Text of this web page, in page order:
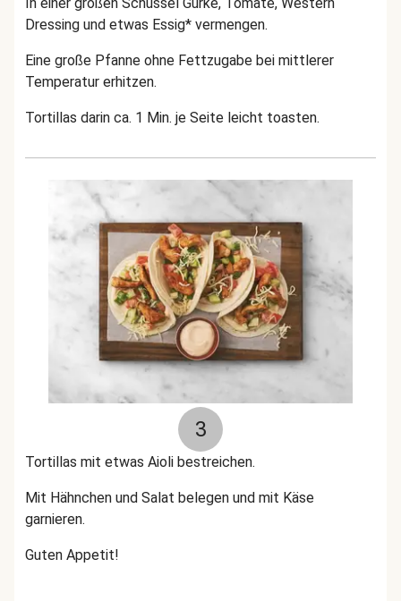
Dressing und etwas Essig* vermengen.
Eine große Pfanne ohne Fettzugabe bei mittlerer
Temperatur erhitzen.
Tortillas darin ca. 1 Min. je Seite leicht toasten.
3
Tortillas mit etwas Aioli bestreichen.
Mit Hähnchen und Salat belegen und mit Käse
garnieren.
Guten Appetit!